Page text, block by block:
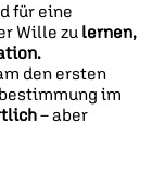
für eine
Wille zu lernen,
den ersten
im
– aber